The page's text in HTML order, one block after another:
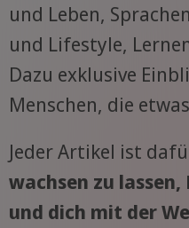
und Leben,
und Lifestyle,
Dazu exklusive
Menschen, die
Jeder Artikel ist
wachsen zu
und dich mit der